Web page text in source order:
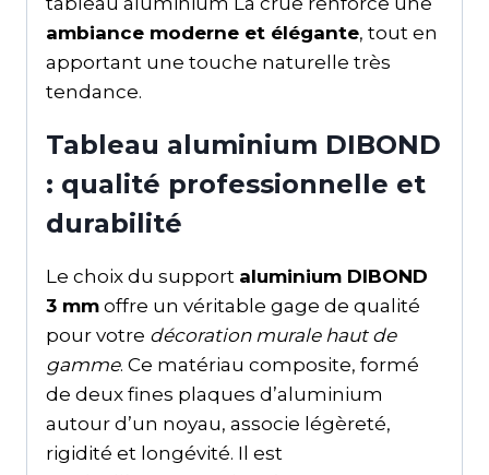
ambiance moderne et élégante, tout en
apportant une touche naturelle très
tendance.
Tableau aluminium DIBOND
: qualité professionnelle et
durabilité
Le choix du support aluminium DIBOND
3 mm offre un véritable gage de qualité
pour votre décoration murale haut de
gamme. Ce matériau composite, formé
de deux fines plaques d’aluminium
autour d’un noyau, associe légèreté,
rigidité et longévité. Il est